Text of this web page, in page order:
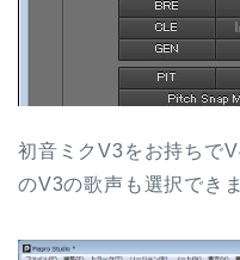
初音ミクV3をお持ちで
のV3の歌声も選択できま